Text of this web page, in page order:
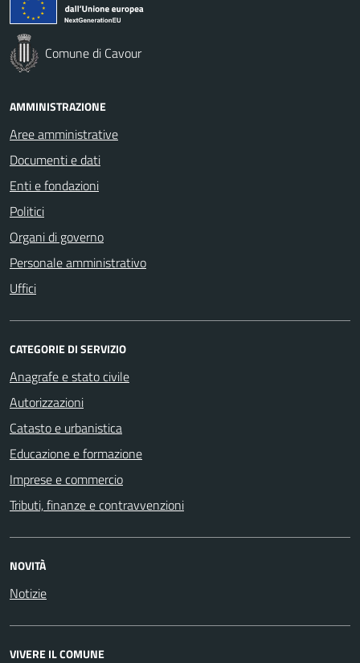
Comune di Cavour
AMMINISTRAZIONE
Aree amministrative
Documenti e dati
Enti e fondazioni
Politici
Organi di governo
Personale amministrativo
Uffici
CATEGORIE DI SERVIZIO
Anagrafe e stato civile
Autorizzazioni
Catasto e urbanistica
Educazione e formazione
Imprese e commercio
Tributi, finanze e contravvenzioni
NOVITÀ
Notizie
VIVERE IL COMUNE